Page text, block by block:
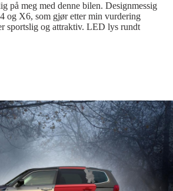
på meg med denne bilen. Designmessig
og X6, som gjør etter min vurdering
sportslig og attraktiv. LED lys rundt